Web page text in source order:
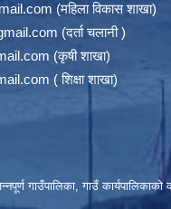
(महिला विकास शाखा)
(दर्ता चलानी )
(कृषी शाखा)
( शिक्षा शाखा)
गाउँपालिका, गाउँ कार्यपालिकाको